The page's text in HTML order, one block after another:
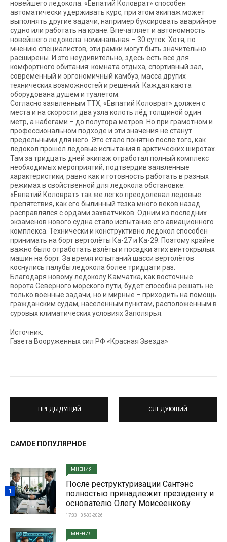
новейшего ледокола. «Евпатий Коловрат» способен
автоматически удерживать курс, при этом экипаж может
выполнять другие задачи, например буксировать аварийное
судно или работать на кране. Впечатляет и автономность
новейшего ледокола: номинальная – 30 суток. Хотя, по
мнению специалистов, эти рамки могут быть значительно
расширены. И это неудивительно, здесь есть всё для
комфортного обитания: комната отдыха, спортивный зал,
современный и эргономичный камбуз, масса других
технических возможностей и решений. Каждая каюта
оборудована душем и туалетом.
Согласно заявленным ТТХ, «Евпатий Коловрат» должен с
места и на скорости два узла колоть лёд толщиной один
метр, а набегами – до полутора метров. Но при грамотном и
профессиональном подходе и эти значения не станут
предельными для него. Это стало понятно после того, как
ледокол прошёл ледовые испытания в арк­тических широтах.
Там за тридцать дней экипаж отработал полный комплекс
необходимых мероприятий, подтвердив заявленные
характеристики, равно как и готовность работать в разных
режимах в свойственной для ледокола обстановке.
«Евпатий Коловрат» так же легко преодолевал ледовые
препятствия, как его былинный тёзка много веков назад
расправлялся с ордами захватчиков. Одним из последних
экзаменов нового судна стало испытание его авиационного
комплекса. Технически и конструктивно ледокол способен
принимать на борт вертолёты Ка-27 и Ка-29. Поэтому крайне
важно было отработать взлёты и посадки этих винтокрылых
машин на борт. За время испытаний шасси вертолётов
коснулись палубы ледокола более тридцати раз.
Благодаря новому ледоколу Камчатка, как восточные
ворота Северного морского пути, будет способна решать не
только военные задачи, но и мирные – приходить на помощь
гражданским судам, населённым пунктам, расположенным в
суровых климатических условиях Заполярья.
Источник:
Газета Вооруженных сил РФ «Красная Звезда»
ПРЕДЫДУЩИЙ СЛЕДУЮЩИЙ
САМОЕ ПОПУЛЯРНОЕ
МНЕНИЯ
После реструктуризации Сантэнс
полностью принадлежит президенту и
основателю Олегу Моисеенкову
17:33 | 05-03-2026
1
МНЕНИЯ